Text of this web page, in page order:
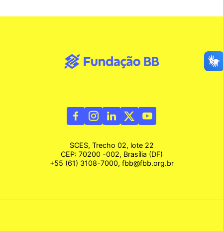
SCES, Trecho 02, lote 22
CEP: 70200 -002, Brasília (DF)
+55 (61) 3108-7000, fbb@fbb.org.br